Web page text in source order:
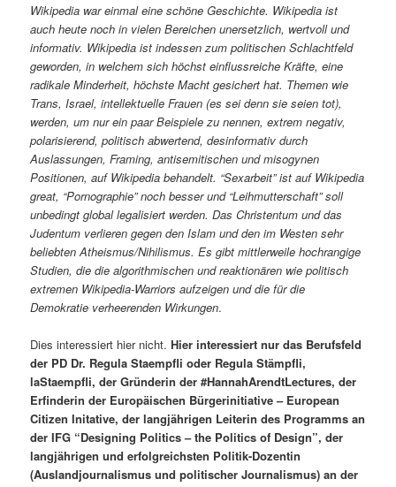
Wikipedia war einmal eine schöne Geschichte. Wikipedia ist
auch heute noch in vielen Bereichen unersetzlich, wertvoll und
informativ. Wikipedia ist indessen zum politischen Schlachtfeld
geworden, in welchem sich höchst einflussreiche Kräfte, eine
radikale Minderheit, höchste Macht gesichert hat. Themen wie
Trans, Israel, intellektuelle Frauen (es sei denn sie seien tot),
werden, um nur ein paar Beispiele zu nennen, extrem negativ,
polarisierend, politisch abwertend, desinformativ durch
Auslassungen, Framing, antisemitischen und misogynen
Positionen, auf Wikipedia behandelt. “Sexarbeit” ist auf Wikipedia
great, “Pornographie” noch besser und “Leihmutterschaft” soll
unbedingt global legalisiert werden. Das Christentum und das
Judentum verlieren gegen den Islam und den im Westen sehr
beliebten Atheismus/Nihilismus. Es gibt mittlerweile hochrangige
Studien, die die algorithmischen und reaktionären wie politisch
extremen Wikipedia-Warriors aufzeigen und die für die
Demokratie verheerenden Wirkungen.
Dies interessiert hier nicht.Hier interessiert nur das Berufsfeld
der PD Dr. Regula Staempfli oder Regula Stämpfli,
laStaempfli, der Gründerin der #HannahArendtLectures, der
Erfinderin der Europäischen Bürgerinitiative – European
Citizen Initative, der langjährigen Leiterin des Programms an
der IFG “Designing Politics – the Politics of Design”, der
langjährigen und erfolgreichsten Politik-Dozentin
(Auslandjournalismus und politischer Journalismus) an der